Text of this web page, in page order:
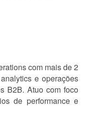
com mais de 2
e operações
B2B. Atuo com foco
de performance e